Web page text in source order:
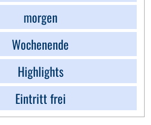
morgen
Wochenende
Highlights
Eintritt frei